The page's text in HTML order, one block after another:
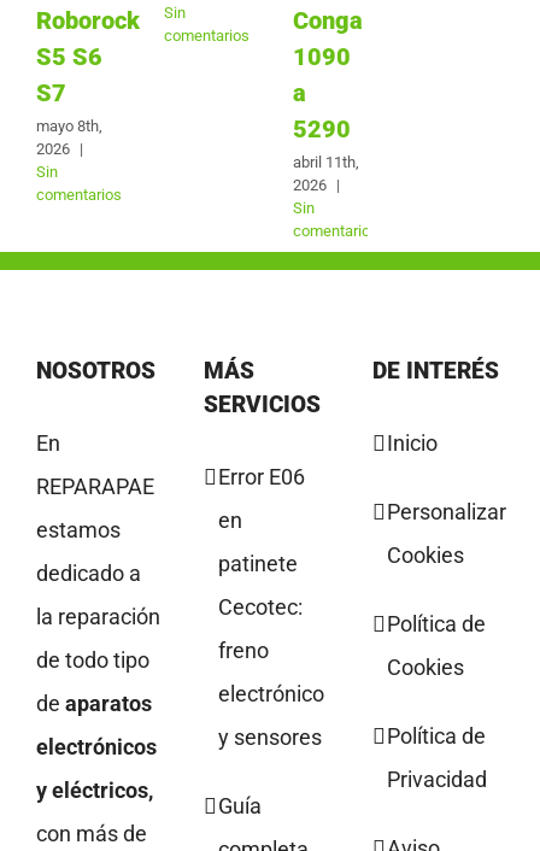
Roborock
S5 S6
S7
mayo 8th,
2026 |
Sin
comentarios
Sin
comentarios
Conga
1090
a
5290
abril 11th,
2026
|
Sin
comentarios
NOSOTROS
En
REPARAPAE
estamos
dedicado a
la reparación
de todo tipo
de aparatos
electrónicos
y eléctricos,
con más de
MÁS
SERVICIOS
Error E06
en
patinete
Cecotec:
freno
electrónico
y sensores
Guía
DE INTERÉS
Inicio
Personalizar
Cookies
Política de
Cookies
Política de
Privacidad